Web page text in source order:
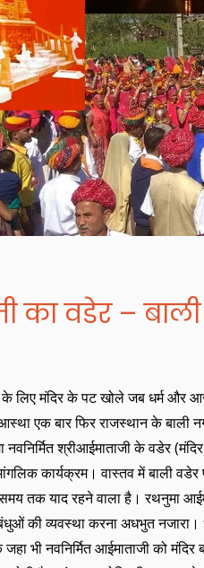
का वडेर – बाली
लिए मंदिर के पट खोले जब धर्म और
एक बार फिर राजस्थान के बाली
श्रीआईमाताजी के वडेर
कार्यक्रम। वास्तव में बाली वडेर
तक याद रहने वाला है। रथनुमा
की व्यवस्था करना अधभुत नजारा।
भी नवनिर्मित आईमाताजी को मंदिर